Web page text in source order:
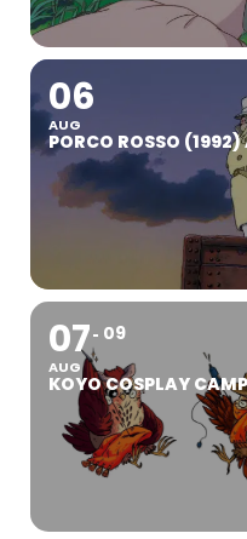
06
AUG
PORCO ROSSO
07
AUG
09
KOYO COSPLAY